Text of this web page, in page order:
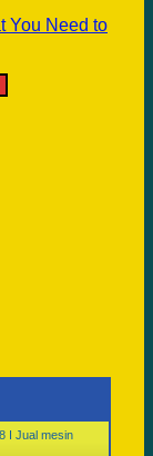
You Need to
I Jual mesin